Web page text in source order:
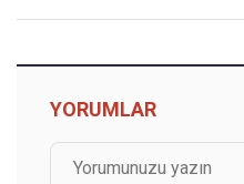
YORUMLAR